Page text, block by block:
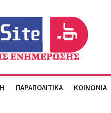
ΠΑΡΑΠΟΛΙΤΙΚΑ ΚΟΙΝΩΝΙΑ